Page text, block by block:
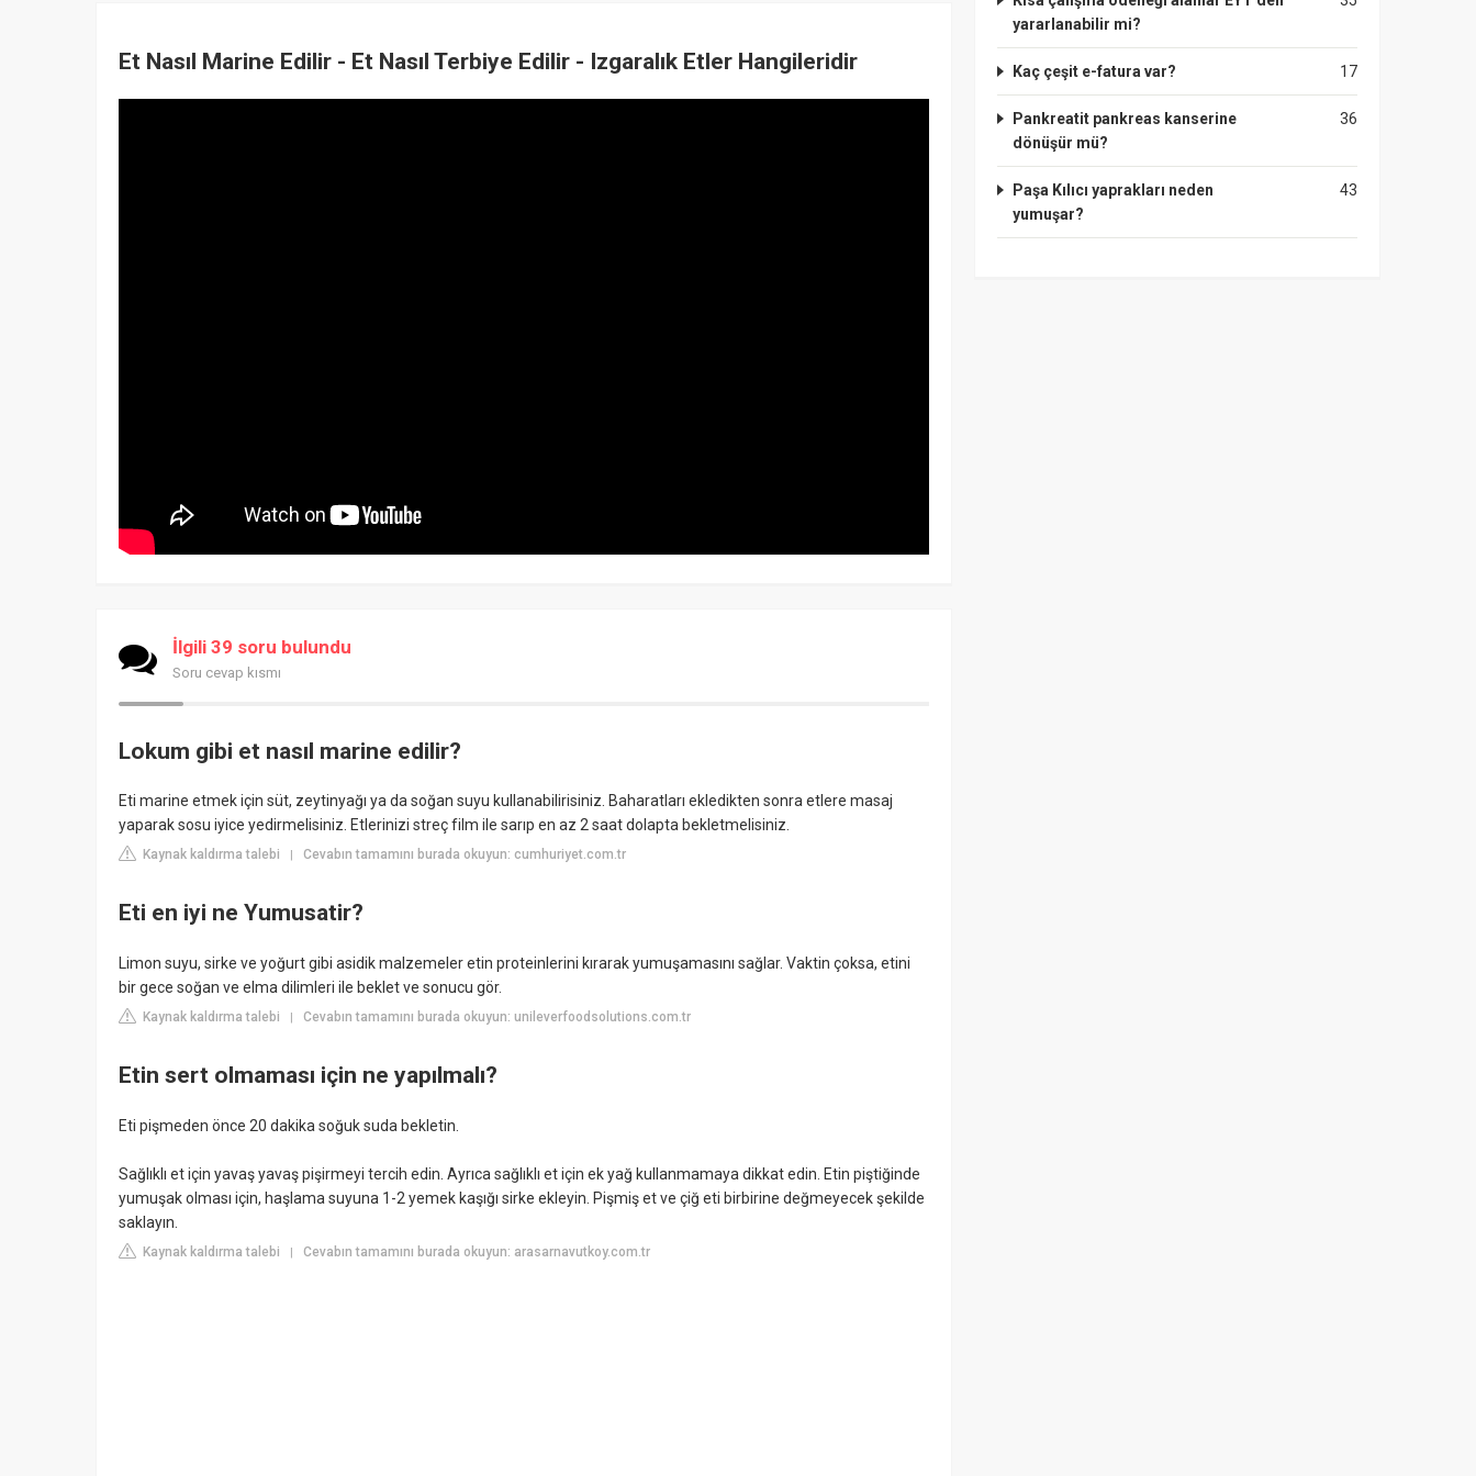
Et Nasıl Marine Edilir - Et Nasıl Terbiye Edilir - Izgaralık Etler Hangileridir
İlgili 39 soru bulundu
Soru cevap kısmı
Lokum gibi et nasıl marine edilir?
Eti marine etmek için süt, zeytinyağı ya da soğan suyu kullanabilirisiniz. Baharatları ekledikten sonra etlere masaj
yaparak sosu iyice yedirmelisiniz. Etlerinizi streç film ile sarıp en az 2 saat dolapta bekletmelisiniz.
Kaynak kaldırma talebi | Cevabın tamamını burada okuyun: cumhuriyet.com.tr
Eti en iyi ne Yumusatir?
Limon suyu, sirke ve yoğurt gibi asidik malzemeler etin proteinlerini kırarak yumuşamasını sağlar. Vaktin çoksa, etini
bir gece soğan ve elma dilimleri ile beklet ve sonucu gör.
Kaynak kaldırma talebi | Cevabın tamamını burada okuyun: unileverfoodsolutions.com.tr
Etin sert olmaması için ne yapılmalı?
Eti pişmeden önce 20 dakika soğuk suda bekletin.
Sağlıklı et için yavaş yavaş pişirmeyi tercih edin. Ayrıca sağlıklı et için ek yağ kullanmamaya dikkat edin. Etin piştiğinde
yumuşak olması için, haşlama suyuna 1-2 yemek kaşığı sirke ekleyin. Pişmiş et ve çiğ eti birbirine değmeyecek şekilde
saklayın.
Kaynak kaldırma talebi | Cevabın tamamını burada okuyun: arasarnavutkoy.com.tr
yararlanabilir mi?
17
Kaç çeşit e-fatura var?
36
Pankreatit pankreas kanserine
dönüşür mü?
43
Paşa Kılıcı yaprakları neden
yumuşar?